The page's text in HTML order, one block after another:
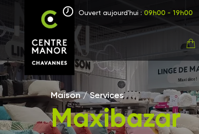
Ouvert aujourd'hui : 09h00 - 19h00
Maison / Services
Maxibazar